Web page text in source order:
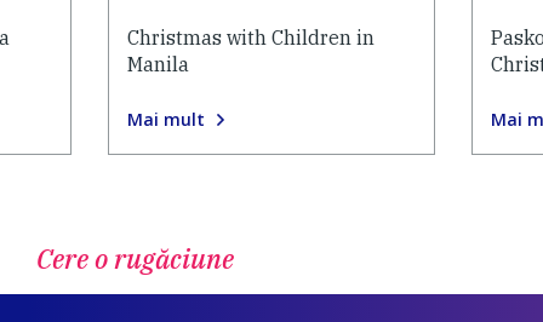
Christmas with Children in
Manila
Mai mult Mai
Cere o rugăciune